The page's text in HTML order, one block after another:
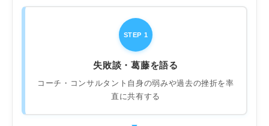
STEP 1
失敗談・葛藤を語る
コーチ・コンサルタント自身の弱みや過去の挫折を率
直に共有する